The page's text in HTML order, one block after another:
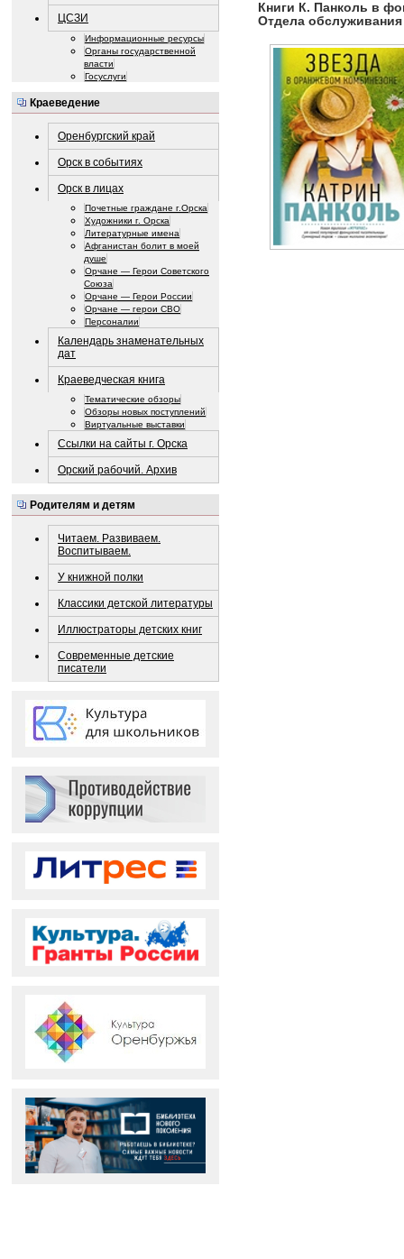
ЦСЗИ
Информационные ресурсы
Органы государственной
власти
Госуслуги
Краеведение
Оренбургский край
Орск в событиях
Орск в лицах
Почетные граждане г.Орска
Художники г. Орска
Литературные имена
Афганистан болит в моей
душе
Орчане — Герои Советского
Союза
Орчане — Герои России
Орчане — герои СВО
Персоналии
Календарь знаменательных
дат
Краеведческая книга
Тематические обзоры
Обзоры новых поступлений
Виртуальные выставки
Ссылки на сайты г. Орска
Орский рабочий. Архив
Родителям и детям
Читаем. Развиваем.
Воспитываем.
У книжной полки
Классики детской литературы
Иллюстраторы детских книг
Современные детские
писатели
Книги К. Панколь в
Отдела